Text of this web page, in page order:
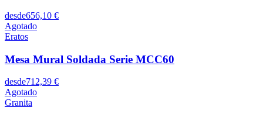
desde656,10 €
Agotado
Eratos
Mesa Mural Soldada Serie MCC60
desde712,39 €
Agotado
Granita